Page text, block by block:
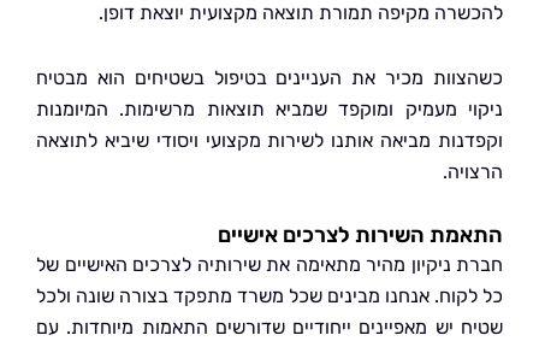
מקיפה תמורת תוצאה מקצועית יוצאת דופן.
מכיר את העניינים בטיפול בשטיחים הוא מבטיח
מעמיק ומוקפד שמביא תוצאות מרשימות. המיומנות
מביאה אותנו לשירות מקצועי ויסודי שיביא לתוצאה
השירות לצרכים אישיים
ניקיון מהיר מתאימה את שירותיה לצרכים האישיים של
אנחנו מבינים שכל משרד מתפקד בצורה שונה ולכל
יש מאפיינים ייחודיים שדורשים התאמות מיוחדות. עם